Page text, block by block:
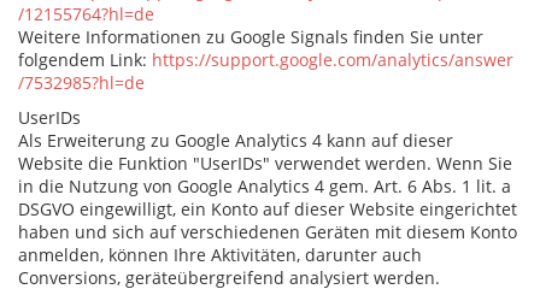
/12155764?hl=de
Weitere Informationen zu Google Signals finden Sie unter
folgendem Link: https://support.google.com/analytics/answer
/7532985?hl=de
UserIDs
Als Erweiterung zu Google Analytics 4 kann auf dieser
Website die Funktion "UserIDs" verwendet werden. Wenn Sie
in die Nutzung von Google Analytics 4 gem. Art. 6 Abs. 1 lit. a
DSGVO eingewilligt, ein Konto auf dieser Website eingerichtet
haben und sich auf verschiedenen Geräten mit diesem Konto
anmelden, können Ihre Aktivitäten, darunter auch
Conversions, geräteübergreifend analysiert werden.